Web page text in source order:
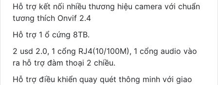
Hỗ trợ kết nối nhiều thương hiệu camera với chuẩn
tương thích Onvif 2.4
Hỗ trợ 1 ổ cứng 8TB.
2 usd 2.0, 1 cổng RJ4(10/100M), 1 cổng audio vào
ra hỗ trợ đàm thoại 2 chiều.
Hỗ trợ điều khiển quay quét thông minh với giao